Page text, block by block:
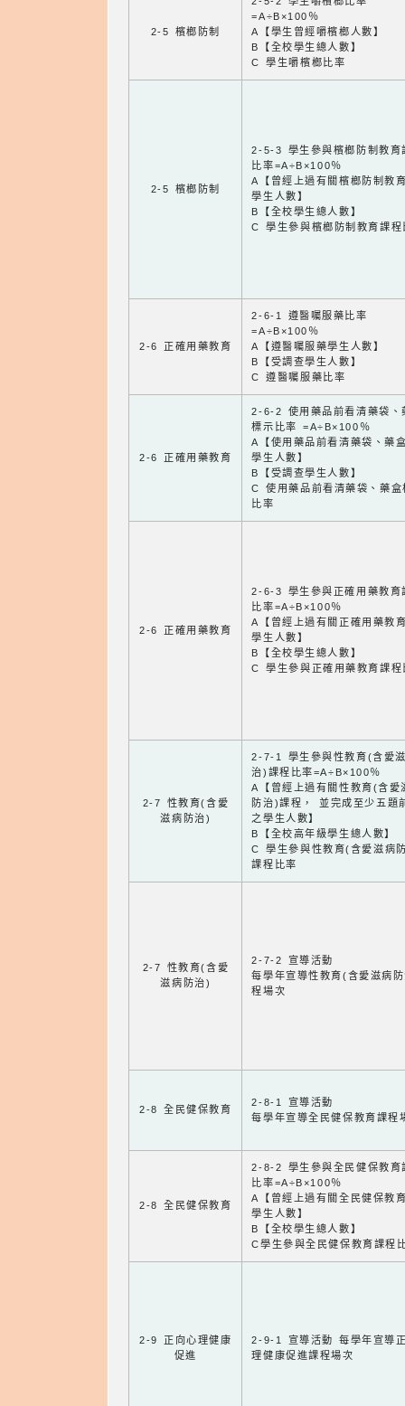
2-5 檳榔防制
=A÷B×100％
A【學生曾經嚼檳榔人數】
B【全校學生總人數】
C 學生嚼檳榔比率
2-5 檳榔防制
2-5-3 學生參與檳榔防制教育
比率=A÷B×100％
A【曾經上過有關檳榔防制教
學生人數】
B【全校學生總人數】
C 學生參與檳榔防制教育課程
2-6 正確用藥教育
2-6-1 遵醫囑服藥比率
=A÷B×100％
A【遵醫囑服藥學生人數】
B【受調查學生人數】
C 遵醫囑服藥比率
2-6 正確用藥教育
2-6-2 使用藥品前看清藥袋、
標示比率 =A÷B×100％
A【使用藥品前看清藥袋、藥
學生人數】
B【受調查學生人數】
C 使用藥品前看清藥袋、藥盒
比率
2-6 正確用藥教育
2-6-3 學生參與正確用藥教育
比率=A÷B×100％
A【曾經上過有關正確用藥教
學生人數】
B【全校學生總人數】
C 學生參與正確用藥教育課程
2-7 性教育(含愛
滋病防治)
2-7-1 學生參與性教育(含愛
治)課程比率=A÷B×100％
A【曾經上過有關性教育(含愛
防治)課程， 並完成至少五題
之學生人數】
B【全校高年級學生總人數】
C 學生參與性教育(含愛滋病
課程比率
2-7 性教育(含愛
滋病防治)
2-7-2 宣導活動
每學年宣導性教育(含愛滋病
程場次
2-8 全民健保教育
2-8-1 宣導活動
每學年宣導全民健保教育課程
2-8 全民健保教育
2-8-2 學生參與全民健保教育
比率=A÷B×100％
A【曾經上過有關全民健保教
學生人數】
B【全校學生總人數】
C學生參與全民健保教育課程
2-9 正向心理健康
促進
2-9-1 宣導活動 每學年宣導
理健康促進課程場次